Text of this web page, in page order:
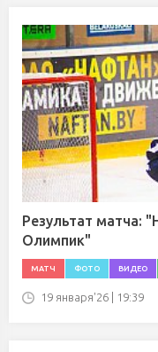
Результат матча:
Олимпик"
МАТЧ ФОТО ВИДЕО
19 января'26 | 19:39